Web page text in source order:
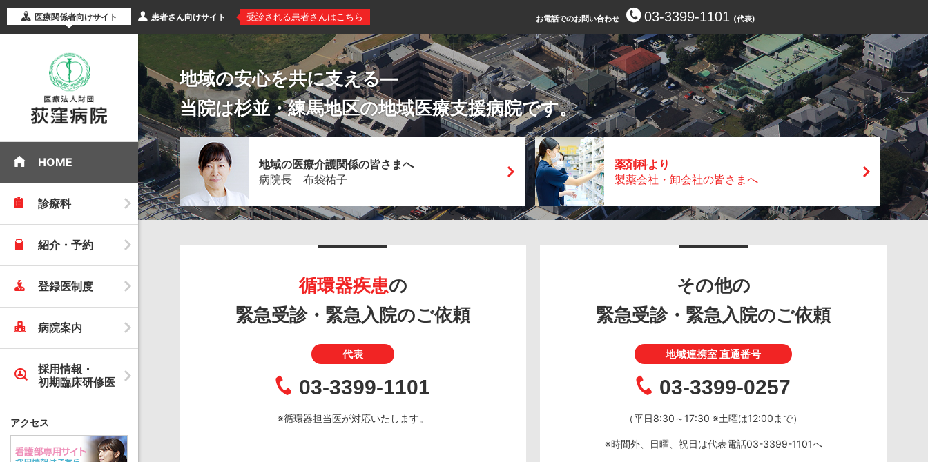
医療関係者向けサイト 患者さん向けサイト 受診される患者さんはこちら お電話でのお問い合わせ 03-3399-1101 (代表)
HOME
診療科
紹介・予約
登録医制度
病院案内
採用情報・
初期臨床研修医
アクセス
地域の安心を共に支える―
当院は杉並・練馬地区の地域医療支援病院です。
地域の医療介護関係の皆さまへ
病院長 布袋祐子
薬剤科より
製薬会社・卸会社の皆さまへ
循環器疾患の
緊急受診・緊急入院のご依頼
代表
03-3399-1101
※循環器担当医が対応いたします。
その他の
緊急受診・緊急入院のご依頼
地域連携室 直通番号
03-3399-0257
（平日8:30～17:30 ※土曜は12:00まで）
※時間外、日曜、祝日は代表電話03-3399-1101へ